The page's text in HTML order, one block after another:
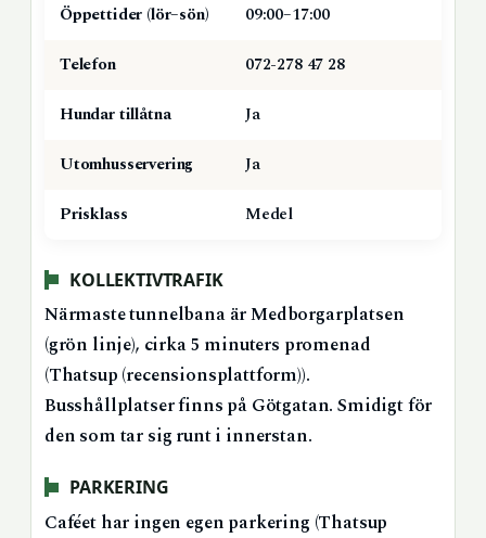
Öppettider (lör–sön)
09:00–17:00
Telefon
072-278 47 28
Hundar tillåtna
Ja
Utomhusservering
Ja
Prisklass
Medel
KOLLEKTIVTRAFIK
Närmaste tunnelbana är Medborgarplatsen
(grön linje), cirka 5 minuters promenad
(Thatsup (recensionsplattform)).
Busshållplatser finns på Götgatan. Smidigt för
den som tar sig runt i innerstan.
PARKERING
Caféet har ingen egen parkering (Thatsup